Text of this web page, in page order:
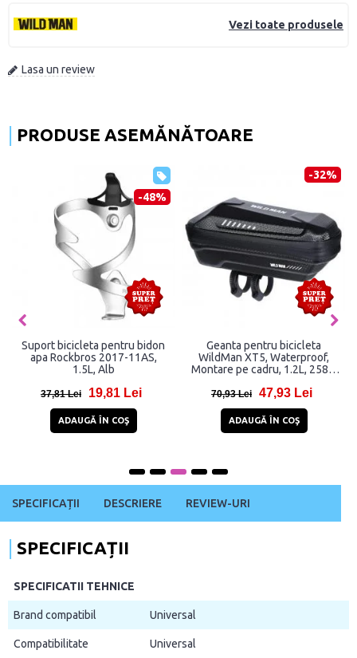
Vezi toate produsele
Lasa un review
PRODUSE ASEMĂNĂTOARE
-48%
Suport bicicleta pentru bidon
apa Rockbros 2017-11AS,
1.5L, Alb
37,81 Lei 19,81 Lei
ADAUGĂ ÎN COŞ
-32%
Geanta pentru bicicleta
WildMan XT5, Waterproof,
Montare pe cadru, 1.2L, 258 x
70,93 Lei 47,93 Lei
ADAUGĂ ÎN COŞ
SPECIFICAȚII DESCRIERE REVIEW-URI
SPECIFICAȚII
SPECIFICATII TEHNICE
Brand compatibil Universal
Compatibilitate Universal